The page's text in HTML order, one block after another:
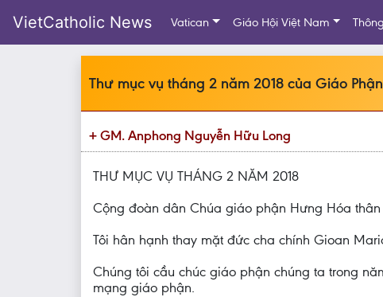
VietCatholic News Vatican Giáo Hội Việt Nam
Thư mục vụ tháng 2 năm 2018 của Giáo
+ GM. Anphong Nguyễn Hữu Long
THƯ MỤC VỤ THÁNG 2 NĂM 2018
Cộng đoàn dân Chúa giáo phận Hưng Hóa thân
Tôi hân hạnh thay mặt đức cha chính Gioan
Chúng tôi cầu chúc giáo phận chúng ta trong
mạng giáo phận.